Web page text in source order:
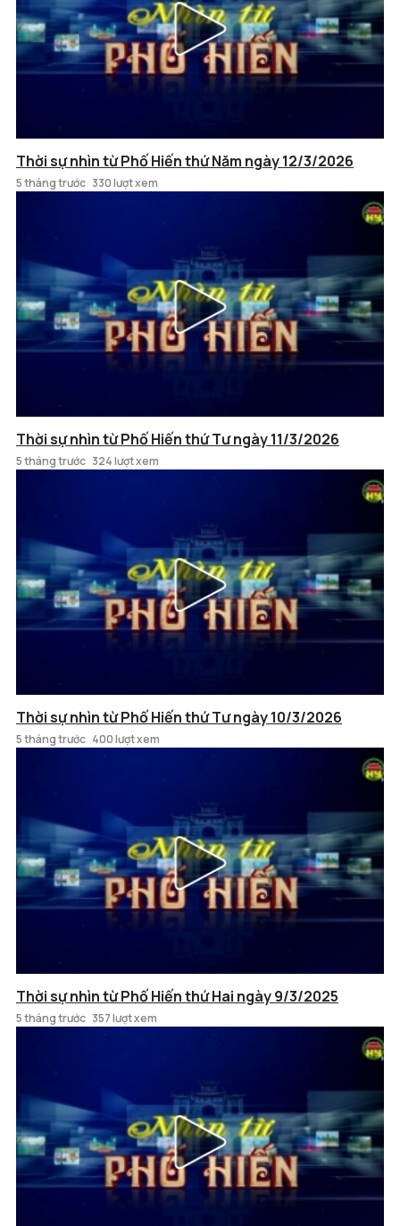
Thời sự nhìn từ Phố Hiến thứ Năm ngày 12/3/2026
5 tháng trước 330 lượt xem
Thời sự nhìn từ Phố Hiến thứ Tư ngày 11/3/2026
5 tháng trước 324 lượt xem
Thời sự nhìn từ Phố Hiến thứ Tư ngày 10/3/2026
5 tháng trước 400 lượt xem
Thời sự nhìn từ Phố Hiến thứ Hai ngày 9/3/2025
5 tháng trước 357 lượt xem